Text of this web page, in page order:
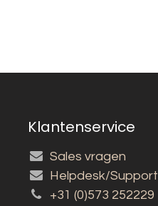
Klantenservice
Sales vragen
Helpdesk/Support
+31 (0)573 252229